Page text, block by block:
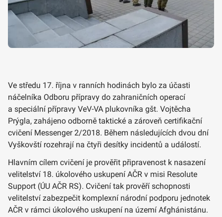
Ve středu 17. října v ranních hodinách bylo za účasti
náčelníka Odboru přípravy do zahraničních operací
a speciální přípravy VeV-VA plukovníka gšt. Vojtěcha
Prýgla, zahájeno odborně taktické a zároveň certifikační
cvičení Messenger 2/2018. Během následujících dvou dní
Vyškovští rozehrají na čtyři desítky incidentů a událostí.
Hlavním cílem cvičení je prověřit připravenost k nasazení
velitelství 18. úkolového uskupení AČR v misi Resolute
Support (ÚU AČR RS). Cvičení tak prověří schopnosti
velitelství zabezpečit komplexní národní podporu jednotek
AČR v rámci úkolového uskupení na území Afghánistánu.